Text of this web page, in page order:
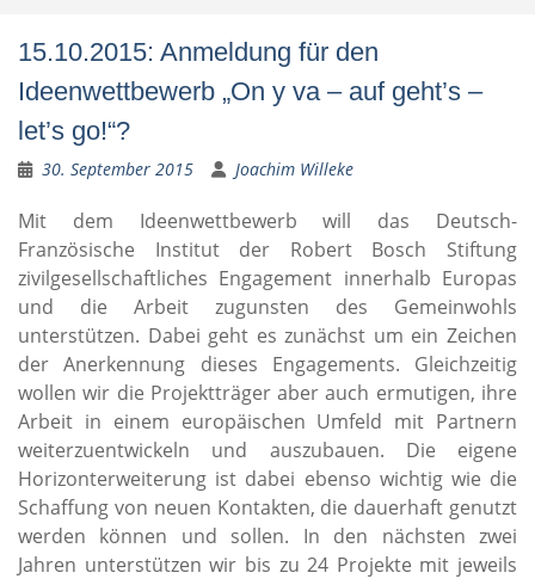
15.10.2015: Anmeldung für den
Ideenwettbewerb „On y va – auf geht’s –
let’s go!“?
30. September 2015 Joachim Willeke
Mit dem Ideenwettbewerb will das Deutsch-
Französische Institut der Robert Bosch Stiftung
zivilgesellschaftliches Engagement innerhalb Europas
und die Arbeit zugunsten des Gemeinwohls
unterstützen. Dabei geht es zunächst um ein Zeichen
der Anerkennung dieses Engagements. Gleichzeitig
wollen wir die Projektträger aber auch ermutigen, ihre
Arbeit in einem europäischen Umfeld mit Partnern
weiterzuentwickeln und auszubauen. Die eigene
Horizonterweiterung ist dabei ebenso wichtig wie die
Schaffung von neuen Kontakten, die dauerhaft genutzt
werden können und sollen. In den nächsten zwei
Jahren unterstützen wir bis zu 24 Projekte mit jeweils